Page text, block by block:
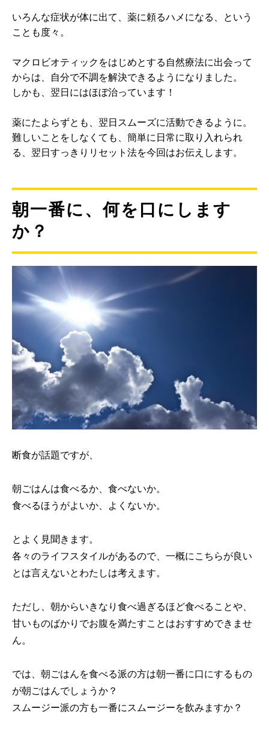
いろんな症状が体に出て、薬に頼るハメになる、という
ことも度々。
マクロビオティックをはじめとする自然療法に出会って
からは、自分で不調を解決できるようになりました。
しかも、翌日にはほぼ治っています！
薬にたよらずとも、翌日スムーズに活動できるように。
難しいことをしなくても、簡単に日常に取り入れられ
る、翌日すっきりリセット法を今回はお伝えします。
朝一番に、何を口にします
か？
断食が話題ですが、
朝ごはんは食べるか、食べないか。
食べるほうがよいか、よくないか。
とよく見聞きます。
各々のライフスタイルがあるので、一概にこちらが良い
とは言えないとわたしは考えます。
ただし、朝からいきなり食べ過ぎるほど食べることや、
甘いものばかりでお腹を満たすことはおすすめできませ
ん。
では、朝ごはんを食べる派の方は朝一番に口にするもの
が朝ごはんでしょうか？
スムージー派の方も一番にスムージーを飲みますか？